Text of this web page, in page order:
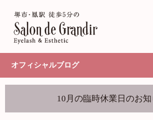
オフィシャルブログ
10月の臨時休業日のお